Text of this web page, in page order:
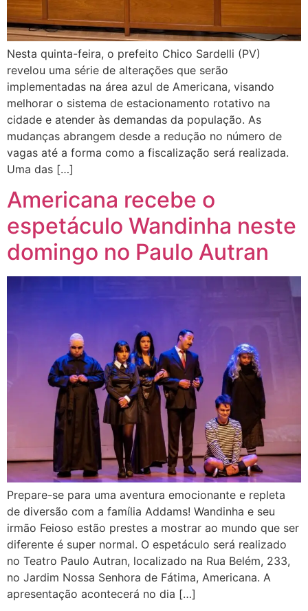
Nesta quinta-feira, o prefeito Chico Sardelli (PV)
revelou uma série de alterações que serão
implementadas na área azul de Americana, visando
melhorar o sistema de estacionamento rotativo na
cidade e atender às demandas da população. As
mudanças abrangem desde a redução no número de
vagas até a forma como a fiscalização será realizada.
Uma das […]
Americana recebe o
espetáculo Wandinha neste
domingo no Paulo Autran
Prepare-se para uma aventura emocionante e repleta
de diversão com a família Addams! Wandinha e seu
irmão Feioso estão prestes a mostrar ao mundo que ser
diferente é super normal. O espetáculo será realizado
no Teatro Paulo Autran, localizado na Rua Belém, 233,
no Jardim Nossa Senhora de Fátima, Americana. A
apresentação acontecerá no dia […]